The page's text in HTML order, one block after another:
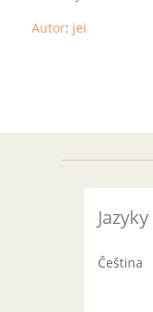
Autor: jei
Jazyky
Čeština